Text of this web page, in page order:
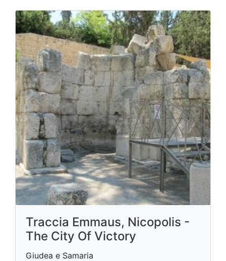
Traccia Emmaus, Nicopolis -
The City Of Victory
Giudea e Samaria